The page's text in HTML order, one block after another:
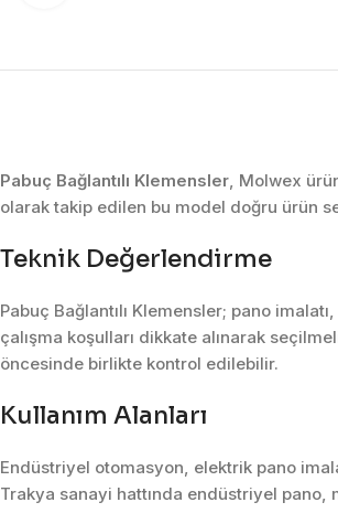
Pabuç Bağlantılı Klemensler, Molwex
olarak takip edilen bu model doğru ürün
Teknik Değerlendirme
Pabuç Bağlantılı Klemensler; pano
çalışma koşulları dikkate alınarak
öncesinde birlikte kontrol edilebilir.
Kullanım Alanları
Endüstriyel otomasyon, elektrik pano
Trakya sanayi hattında endüstriyel